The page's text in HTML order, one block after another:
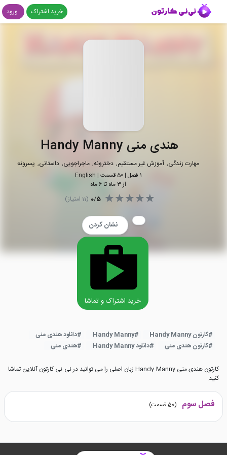
خرید اشتراک ورود
هندی منی Handy Manny
مهارت زندگی آموزش غیر مستقیم دخترونه ماجراجویی داستانی پسرونه
1 فصل | قسمت |
از ۳ ماه تا ۶ ماه
0/5
(
11 امتیاز)
نشان کردن
خرید اشتراک و تماشا
#کارتون Handy Manny #
Handy Manny
#دانلود هندی منی
#کارتون هندی منی #دانلود Handy Manny #هندی منی
کارتون هندی منی Handy Manny زبان اصلی را می توانید در نی نی کارتون آنلاین تماشا
کنید.
فصل سوم (
50 قسمت)